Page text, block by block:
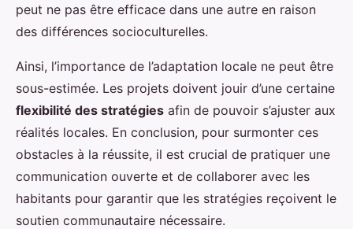
peut ne pas être efficace dans une autre en raison
des différences socioculturelles.
Ainsi, l’importance de l’adaptation locale ne peut être
sous-estimée. Les projets doivent jouir d’une certaine
flexibilité des stratégies afin de pouvoir s’ajuster aux
réalités locales. En conclusion, pour surmonter ces
obstacles à la réussite, il est crucial de pratiquer une
communication ouverte et de collaborer avec les
habitants pour garantir que les stratégies reçoivent le
soutien communautaire nécessaire.